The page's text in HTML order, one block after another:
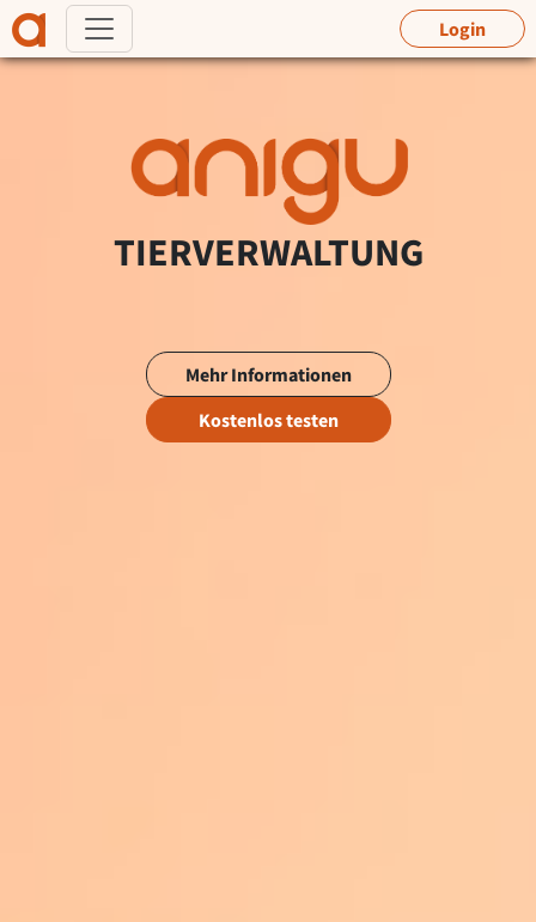
Login
TIERVERWALTUNG
Mehr Informationen
Kostenlos testen